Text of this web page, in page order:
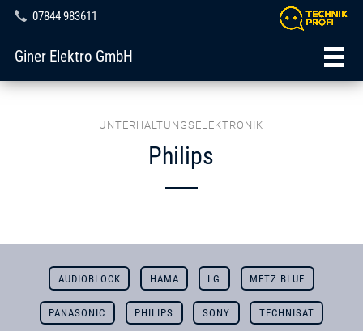
07844 983611
Giner Elektro GmbH
UNTERHALTUNGSELEKTRONIK
Philips
AUDIOBLOCK HAMA LG METZ BLUE
PANASONIC PHILIPS SONY TECHNISAT